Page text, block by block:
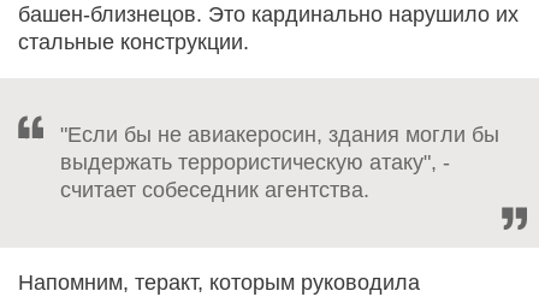
башен-близнецов. Это кардинально нарушило их
стальные конструкции.
"Если бы не авиакеросин, здания могли бы
выдержать террористическую атаку", -
считает собеседник агентства.
Напомним, теракт, которым руководила